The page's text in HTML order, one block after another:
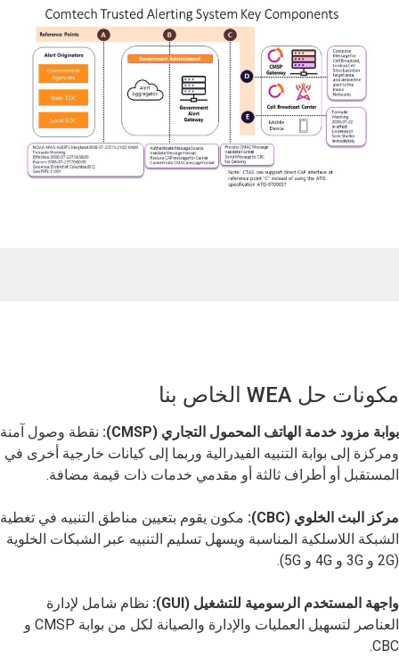
مكونات حل WEA الخاص بنا
بوابة مزود خدمة الهاتف المحمول التجاري (CMSP):
نقطة وصول آمنة
ومركزة إلى بوابة التنبيه الفيدرالية وربما إلى كيانات خارجية أخرى في
المستقبل أو أطراف ثالثة أو مقدمي خدمات ذات قيمة مضافة.
مركز البث الخلوي (CBC):
مكون يقوم بتعيين مناطق التنبيه في تغطية
الشبكة اللاسلكية المناسبة ويسهل تسليم التنبيه عبر الشبكات الخلوية
(2G و 3G و 4G و 5G).
واجهة المستخدم الرسومية للتشغيل (GUI):
نظام شامل لإدارة
العناصر لتسهيل العمليات والإدارة والصيانة لكل من بوابة CMSP و
CBC.